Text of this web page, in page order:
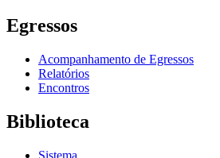
Egressos
Acompanhamento de Egressos
Relatórios
Encontros
Biblioteca
Sistema